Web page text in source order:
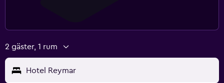
2 gäster, 1 rum
Hotel Reymar